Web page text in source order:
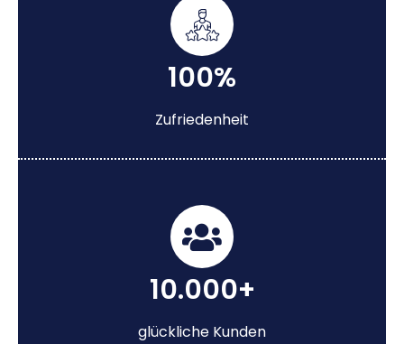
100%
Zufriedenheit
10.000+
glückliche Kunden